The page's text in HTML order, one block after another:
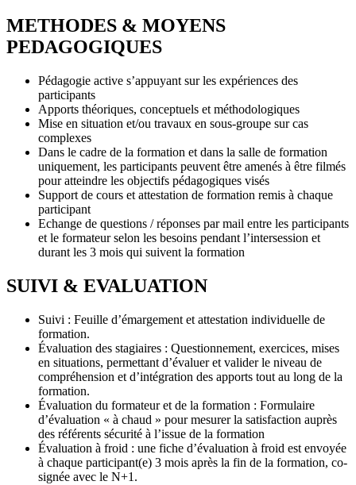
METHODES & MOYENS
PEDAGOGIQUES
Pédagogie active s’appuyant sur les expériences des
participants
Apports théoriques, conceptuels et méthodologiques
Mise en situation et/ou travaux en sous-groupe sur cas
complexes
Dans le cadre de la formation et dans la salle de formation
uniquement, les participants peuvent être amenés à être filmés
pour atteindre les objectifs pédagogiques visés
Support de cours et attestation de formation remis à chaque
participant
Echange de questions / réponses par mail entre les participants
et le formateur selon les besoins pendant l’intersession et
durant les 3 mois qui suivent la formation
SUIVI & EVALUATION
Suivi : Feuille d’émargement et attestation individuelle de
formation.
Évaluation des stagiaires : Questionnement, exercices, mises
en situations, permettant d’évaluer et valider le niveau de
compréhension et d’intégration des apports tout au long de la
formation.
Évaluation du formateur et de la formation : Formulaire
d’évaluation « à chaud » pour mesurer la satisfaction auprès
des référents sécurité à l’issue de la formation
Évaluation à froid : une fiche d’évaluation à froid est envoyée
à chaque participant(e) 3 mois après la fin de la formation, co-
signée avec le N+1.